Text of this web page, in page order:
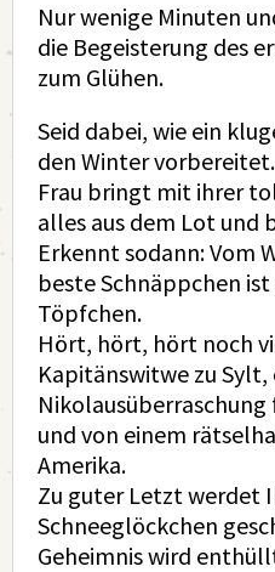
Nur wenige Minuten
die Begeisterung des
zum Glühen.
Seid dabei, wie ein
den Winter
Frau bringt mit ihrer
alles aus dem Lot und
Erkennt sodann: Vom
beste Schnäppchen
Töpfchen.
Hört, hört, hört noch
Kapitänswitwe zu
Nikolausüberraschung
und von einem
Amerika.
Zu guter Letzt werdet
Schneeglöckchen
Geheimnis wird